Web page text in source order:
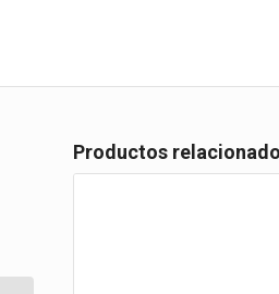
Productos